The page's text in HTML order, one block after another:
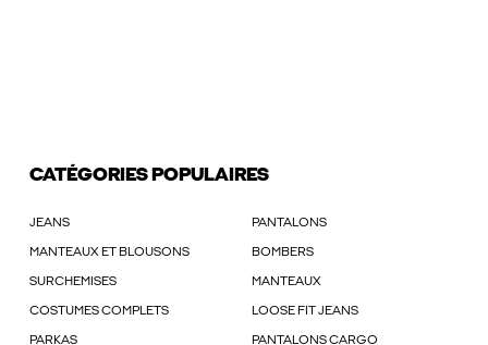
CATÉGORIES POPULAIRES
JEANS PANTALONS
MANTEAUX ET BLOUSONS BOMBERS
SURCHEMISES MANTEAUX
COSTUMES COMPLETS LOOSE FIT JEANS
PARKAS PANTALONS CARGO